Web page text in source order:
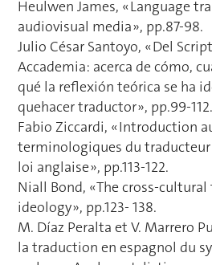
Heulwen James, « Language
audiovisual media », pp.87-98.
Julio César Santoyo, « Del
Accademia: acerca de cómo,
qué la reflexión teórica se ha
quehacer traductor », pp.99-112.
Fabio Ziccardi, « Introduction
terminologiques du
loi anglaise », pp.113-122.
Niall Bond, « The cross-
ideology », pp.123- 138.
M. Díaz Peralta et V. Marrero
la traduction en espagnol du